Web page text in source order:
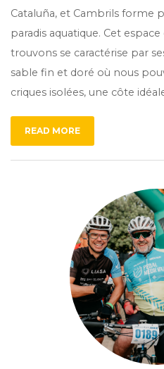
Cataluña, et Cambrils forme
paradis aquatique. Cet
trouvons se caractérise par
sable fin et doré où nous
criques isolées, une côte
READ MORE